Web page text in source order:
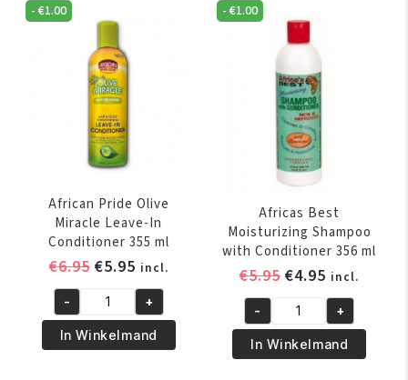
-€1.00
African Pride Olive
Miracle Leave-In
Conditioner 355 ml
€6.95 Oorspronkelijke
was:
€6.95.
€5.95Huidige
prijs
is:
€5.95.
incl.
African
Pride
Olive
- +
In Winkelmand
-€1.00
Africas Best
Moisturizing Shampoo
with Conditioner 356 ml
€5.95
was:
€5.95.
€4.95 Huidige
prijs
is:
€4.95.
incl.
Africas
Best
Moisturizing
- +
In Winkelmand